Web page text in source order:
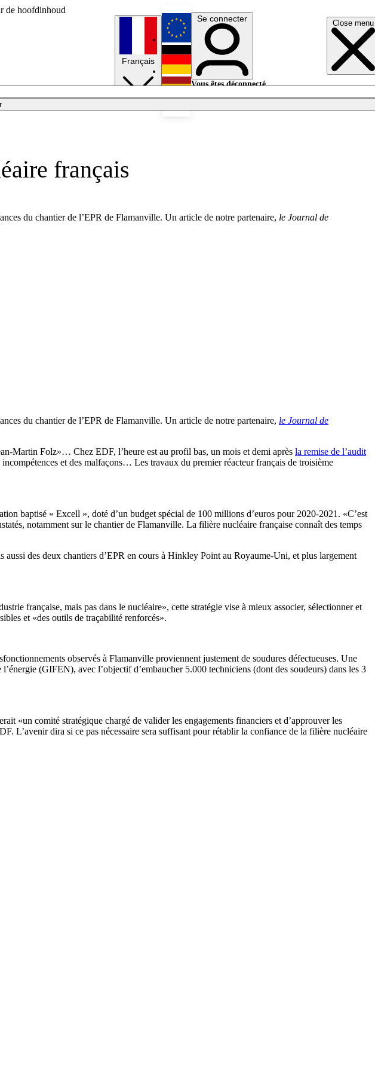
de hoofdinhoud
Close menu
Français
English
Deutsch
Se connecter
Vous êtes déconnecté.
français
du chantier de l’EPR de Flamanville. Un article de notre partenaire, le Journal de
du chantier de l’EPR de Flamanville. Un article de notre partenaire, le Journal de
Martin Folz»… Chez EDF, l’heure est au profil bas, un mois et demi après la remise de l’audit
et des malfaçons… Les travaux du premier réacteur français de troisième
baptisé « Excell », doté d’un budget spécial de 100 millions d’euros pour 2020-2021. «C’est
notamment sur le chantier de Flamanville. La filière nucléaire française connaît des temps
des deux chantiers d’EPR en cours à Hinkley Point au Royaume-Uni, et plus largement
française, mais pas dans le nucléaire», cette stratégie vise à mieux associer, sélectionner et
et «des outils de traçabilité renforcés».
observés à Flamanville proviennent justement de soudures défectueuses. Une
(GIFEN), avec l’objectif d’embaucher 5.000 techniciens (dont des soudeurs) dans les 3
«un comité stratégique chargé de valider les engagements financiers et d’approuver les
L’avenir dira si ce pas nécessaire sera suffisant pour rétablir la confiance de la filière nucléaire